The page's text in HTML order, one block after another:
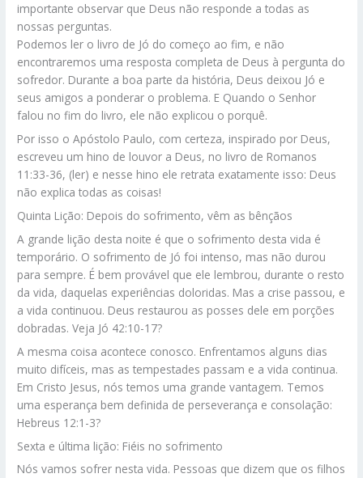
importante observar que Deus não responde a todas as
nossas perguntas.
Podemos ler o livro de Jó do começo ao fim, e não
encontraremos uma resposta completa de Deus à pergunta do
sofredor. Durante a boa parte da história, Deus deixou Jó e
seus amigos a ponderar o problema. E Quando o Senhor
falou no fim do livro, ele não explicou o porquê.
Por isso o Apóstolo Paulo, com certeza, inspirado por Deus,
escreveu um hino de louvor a Deus, no livro de Romanos
11:33-36, (ler) e nesse hino ele retrata exatamente isso: Deus
não explica todas as coisas!
Quinta Lição: Depois do sofrimento, vêm as bênçãos
A grande lição desta noite é que o sofrimento desta vida é
temporário. O sofrimento de Jó foi intenso, mas não durou
para sempre. É bem provável que ele lembrou, durante o resto
da vida, daquelas experiências doloridas. Mas a crise passou, e
a vida continuou. Deus restaurou as posses dele em porções
dobradas. Veja Jó 42:10-17?
A mesma coisa acontece conosco. Enfrentamos alguns dias
muito difíceis, mas as tempestades passam e a vida continua.
Em Cristo Jesus, nós temos uma grande vantagem. Temos
uma esperança bem definida de perseverança e consolação:
Hebreus 12:1-3?
Sexta e última lição: Fiéis no sofrimento
Nós vamos sofrer nesta vida. Pessoas que dizem que os filhos